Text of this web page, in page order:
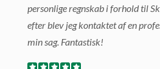
personlige regnskab i forhold til
efter blev jeg kontaktet af en
min sag. Fantastisk!